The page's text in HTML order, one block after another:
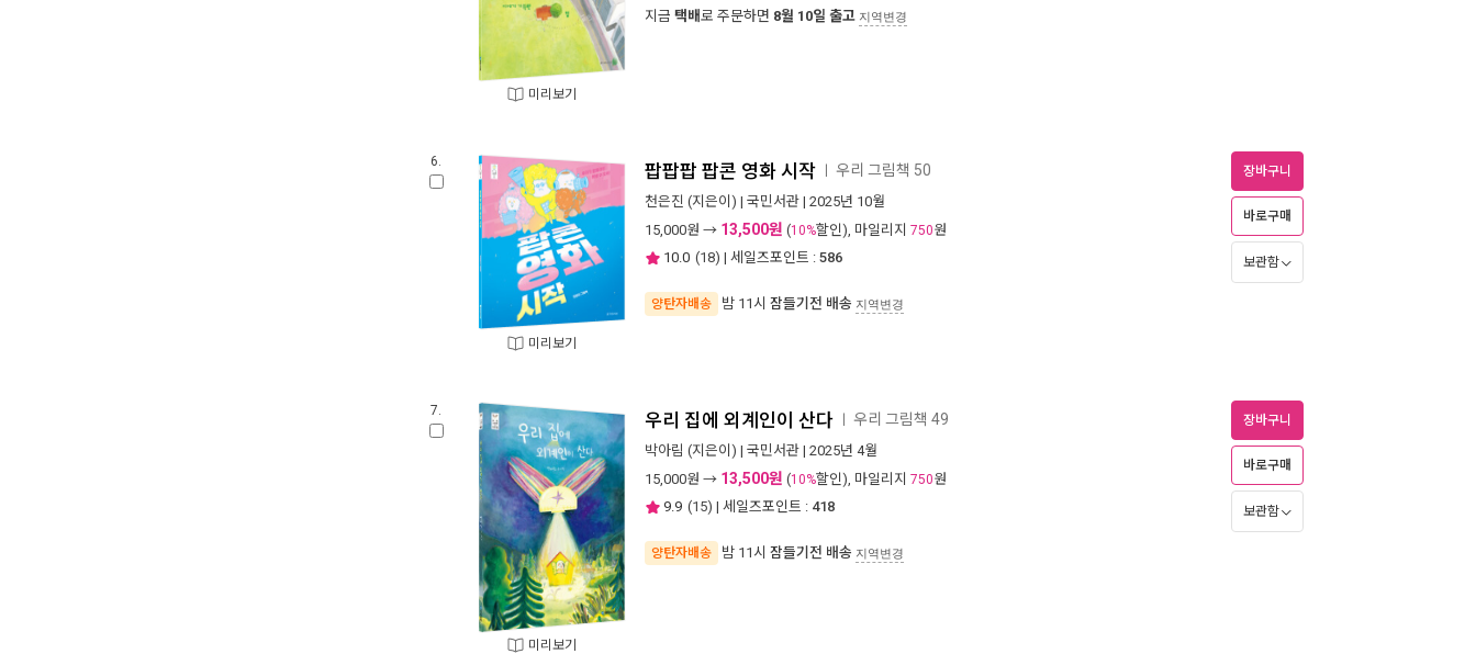
미리보기
지금 택배로 주문하면 8월 10일 출고 지역변경
6.
미리보기
팝팝팝 팝콘 영화 시작 우리 그림책 50
천은진 (지은이) | 국민서관 | 2025년 10월
15,000원 → 13,500원 (10%할인), 마일리지 750원
10.0 (18) | 세일즈포인트 : 586
양탄자배송 밤 11시 잠들기전 배송 지역변경
장바구니
바로구매
보관함
7.
미리보기
우리 집에 외계인이 산다 우리 그림책 49
박아림 (지은이) | 국민서관 | 2025년 4월
15,000원 → 13,500원 (10%할인), 마일리지 750원
9.9 (15) | 세일즈포인트 : 418
양탄자배송 밤 11시 잠들기전 배송 지역변경
장바구니
바로구매
보관함